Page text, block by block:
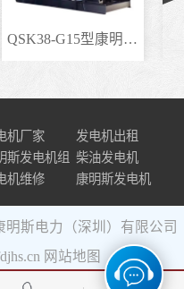
QSK38-G15型康明斯柴..
机厂家
发电机出租
斯发电机组 柴油发电机
机维修 康明斯发电机
明斯电力（深圳）有限公司
网站地图